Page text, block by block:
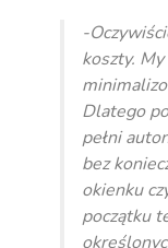
-
koszty.
Dlatego
pełni
bez
okienku
początku